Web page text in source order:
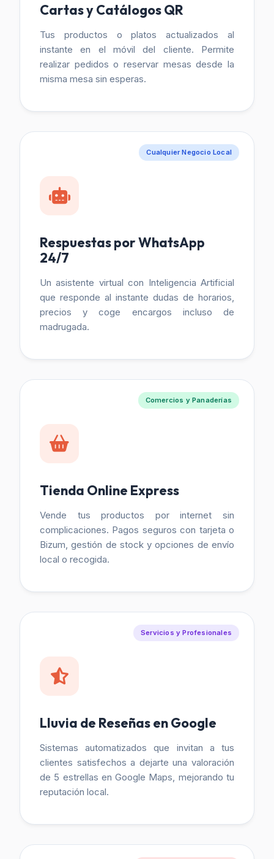
Cartas y Catálogos QR
Tus productos o platos actualizados al
instante en el móvil del cliente. Permite
realizar pedidos o reservar mesas desde la
misma mesa sin esperas.
Cualquier Negocio Local
Respuestas por WhatsApp
24/7
Un asistente virtual con Inteligencia Artificial
que responde al instante dudas de horarios,
precios y coge encargos incluso de
madrugada.
Comercios y Panaderías
Tienda Online Express
Vende tus productos por internet sin
complicaciones. Pagos seguros con tarjeta o
Bizum, gestión de stock y opciones de envío
local o recogida.
Servicios y Profesionales
Lluvia de Reseñas en Google
Sistemas automatizados que invitan a tus
clientes satisfechos a dejarte una valoración
de 5 estrellas en Google Maps, mejorando tu
reputación local.